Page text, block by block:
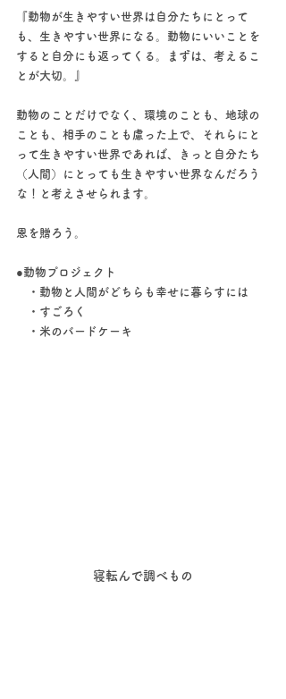
『動物が生きやすい世界は自分たちにとって
も、生きやすい世界になる。動物にいいことを
すると自分にも返ってくる。まずは、考えるこ
とが大切。』
動物のことだけでなく、環境のことも、地球の
ことも、相手のことも慮った上で、それらにと
って生きやすい世界であれば、きっと自分たち
（人間）にとっても生きやすい世界なんだろう
な！と考えさせられます。
恩を贈ろう。
●動物プロジェクト
・動物と人間がどちらも幸せに暮らすには
・すごろく
・米のバードケーキ
寝転んで調べもの